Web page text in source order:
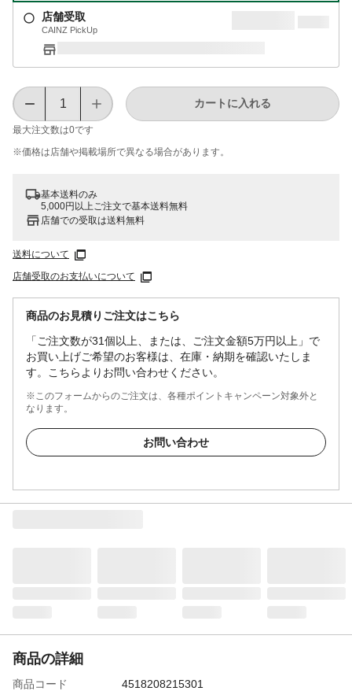
店舗受取
CAINZ PickUp
最大注文数は0です
カートに入れる
※価格は​店舗や​掲載場所で​異なる​場合が​あります。
基本送料のみ
5,000円以上ご注文で基本送料無料
店舗での受取は送料無料
送料について
店舗受取のお支払いについて
商品のお見積りご注文はこちら
「ご注文数が31個以上、または、ご注文金額5万円以上」で
お買い上げご希望のお客様は、在庫・納期を確認いたしま
す。こちらよりお問い合わせください。
※このフォームからのご注文は、各種ポイントキャンペーン対象外と
なります。
お問い合わせ
商品の詳細
商品コード
4518208215301